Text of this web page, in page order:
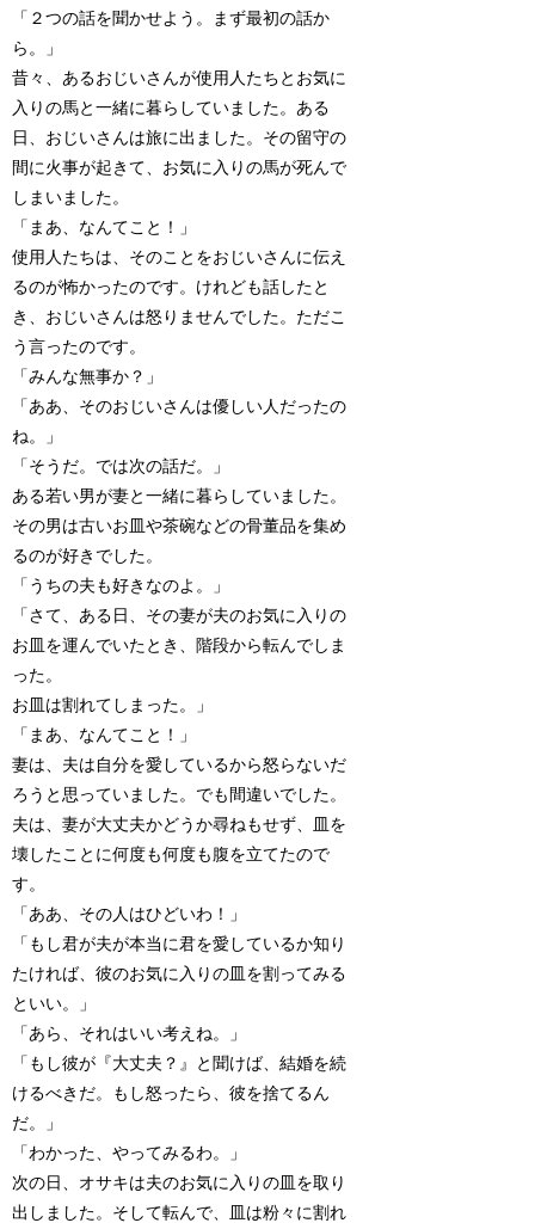
「２つの話を聞かせよう。まず最初の話か
ら。」
昔々、あるおじいさんが使用人たちとお気に
入りの馬と一緒に暮らしていました。ある
日、おじいさんは旅に出ました。その留守の
間に火事が起きて、お気に入りの馬が死んで
しまいました。
「まあ、なんてこと！」
使用人たちは、そのことをおじいさんに伝え
るのが怖かったのです。けれども話したと
き、おじいさんは怒りませんでした。ただこ
う言ったのです。
「みんな無事か？」
「ああ、そのおじいさんは優しい人だったの
ね。」
「そうだ。では次の話だ。」
ある若い男が妻と一緒に暮らしていました。
その男は古いお皿や茶碗などの骨董品を集め
るのが好きでした。
「うちの夫も好きなのよ。」
「さて、ある日、その妻が夫のお気に入りの
お皿を運んでいたとき、階段から転んでしま
った。
お皿は割れてしまった。」
「まあ、なんてこと！」
妻は、夫は自分を愛しているから怒らないだ
ろうと思っていました。でも間違いでした。
夫は、妻が大丈夫かどうか尋ねもせず、皿を
壊したことに何度も何度も腹を立てたので
す。
「ああ、その人はひどいわ！」
「もし君が夫が本当に君を愛しているか知り
たければ、彼のお気に入りの皿を割ってみる
といい。」
「あら、それはいい考えね。」
「もし彼が『大丈夫？』と聞けば、結婚を続
けるべきだ。もし怒ったら、彼を捨てるん
だ。」
「わかった、やってみるわ。」
次の日、オサキは夫のお気に入りの皿を取り
出しました。そして転んで、皿は粉々に割れ